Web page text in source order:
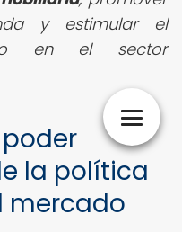
y estimular el
en el sector
poder
la política
mercado